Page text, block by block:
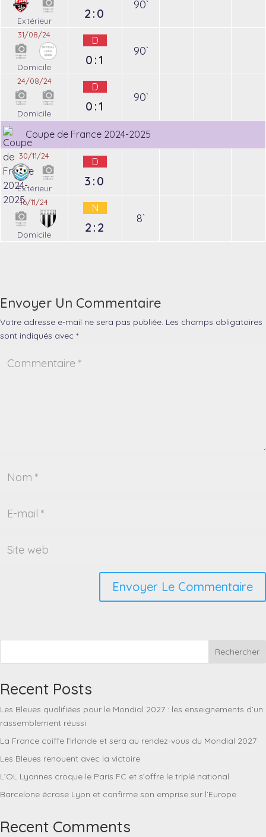
Extérieur 2:0
90`
31/08/24
Domicile
D
0:1
90`
24/08/24
Domicile
D
0:1
90`
Coupe de France 2024-2025
30/11/24
Extérieur
D
3:0
16/11/24
Domicile
N
2:2
8`
Envoyer Un Commentaire
Votre adresse e-mail ne sera pas publiée. Les champs obligatoires
sont indiqués avec *
Rechercher
Recent Posts
Les Bleues qualifiées pour le Mondial 2027 : les enseignements d’un
rassemblement réussi
La France coiffe l’Irlande et sera au rendez-vous du Mondial 2027
Les Bleues renouent avec la victoire
L’OL Lyonnes croque le Paris FC et s’offre le triplé national
Barcelone écrase Lyon et confirme son emprise sur l’Europe
Recent Comments